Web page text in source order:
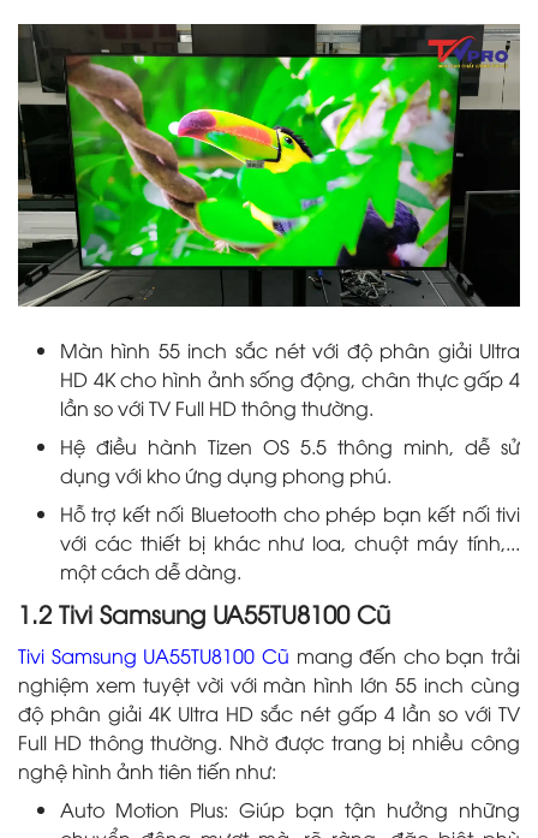
Màn hình 55 inch sắc nét với độ phân giải Ultra
HD 4K cho hình ảnh sống động, chân thực gấp 4
lần so với TV Full HD thông thường.
Hệ điều hành Tizen OS 5.5 thông minh, dễ sử
dụng với kho ứng dụng phong phú.
Hỗ trợ kết nối Bluetooth cho phép bạn kết nối tivi
với các thiết bị khác như loa, chuột máy tính,...
một cách dễ dàng.
1.2 Tivi Samsung UA55TU8100 Cũ
Tivi Samsung UA55TU8100 Cũ mang đến cho bạn trải
nghiệm xem tuyệt vời với màn hình lớn 55 inch cùng
độ phân giải 4K Ultra HD sắc nét gấp 4 lần so với TV
Full HD thông thường. Nhờ được trang bị nhiều công
nghệ hình ảnh tiên tiến như:
Auto Motion Plus: Giúp bạn tận hưởng những